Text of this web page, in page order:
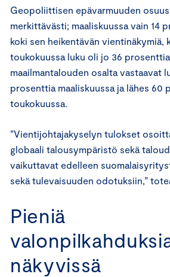
Geopoliittisen epävarmuuden
merkittävästi; maaliskuussa vain 14
koki sen heikentävän vientinäkymiä,
toukokuussa luku oli jo 36
maailmantalouden osalta vastaavat
prosenttia maaliskuussa ja lähes 60
toukokuussa.
”Vientijohtajakyselyn tulokset
globaali talousympäristö sekä
vaikuttavat edelleen
sekä tulevaisuuden odotuksiin,”
Pieniä
näkyvissä